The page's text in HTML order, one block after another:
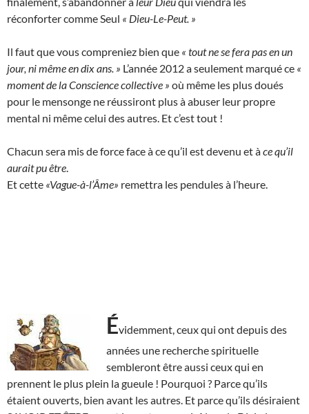
réconforter comme Seul « Dieu-Le-Peut. »
Il faut que vous compreniez bien que « tout ne se fera pas en un
jour, ni même en dix ans. » L’année 2012 a seulement marqué ce «
moment de la Conscience collective » où même les plus doués
pour le mensonge ne réussiront plus à abuser leur propre
mental ni même celui des autres. Et c’est tout !
Chacun sera mis de force face à ce qu’il est devenu et àce qu’il
aurait pu être
Et cette «Vague-à-l’Âme» remettra les pendules à l’heure.
Évidemment, ceux qui ont depuis des
années une recherche spirituelle
sembleront être aussi ceux qui en
prennent le plus plein la gueule ! Pourquoi ? Parce qu’ils
étaient ouverts, bien avant les autres. Et parce qu’ils désiraient